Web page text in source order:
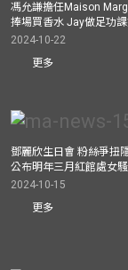
馮允謙擔任Maison
捧場買香水 Jay做足功
2024-10-22
更多
鄧麗欣生日會 粉絲爭扭
公布明年三月紅館處女
2024-10-15
更多